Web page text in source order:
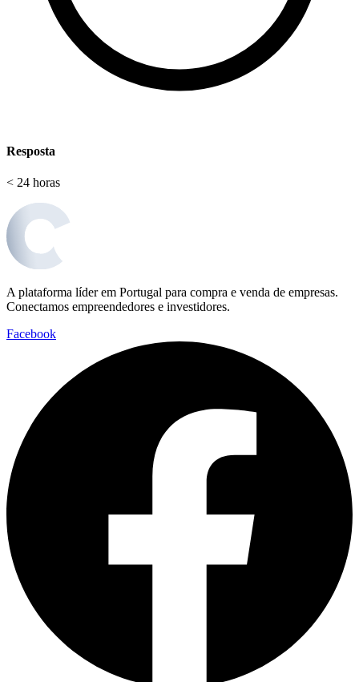
Resposta
< 24 horas
A plataforma líder em Portugal para compra e venda de empresas.
Conectamos empreendedores e investidores.
Facebook